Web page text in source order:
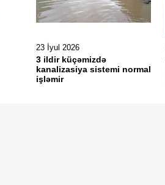
23 İyul 2026
3 ildir küçəmizdə
kanalizasiya sistemi normal
işləmir